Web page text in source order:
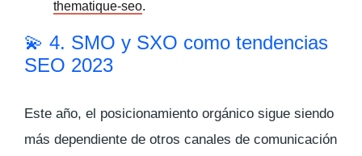
thematique-seo.
💫 4. SMO y SXO como tendencias
SEO 2023
Este año, el posicionamiento orgánico sigue siendo
más dependiente de otros canales de comunicación